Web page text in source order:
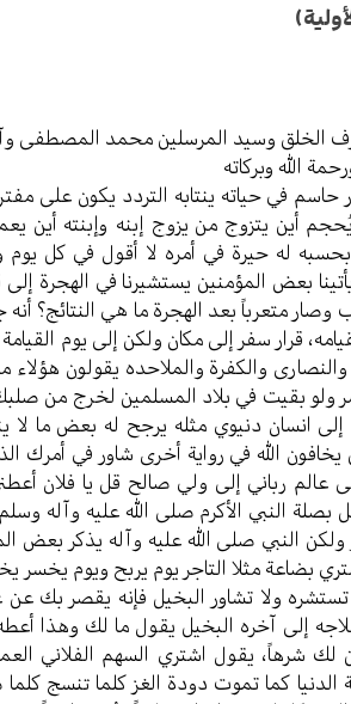
الخلق وسید المرسلین محمد المصطفی
الله وبرکاته
حاسم في حیاته ینتابه التردد یکون
أين یتزوج من یزوج إبنه وإبنته
له حیرة في أمره لا أقول في کل
بعض المؤمنین یستشیرنا في الهجرة
متعرباً بعد الهجرة ما هي النتائج؟
قرار سفر إلی مکان ولکن إلی یوم القیامة
والنصاری والکفرة والملاحده یقولون
ولو بقیت في بلاد المسلمین لخرج من
انسان دنیوي مثله یرجح له بعض ما
الله في روایة أخری شاور في أمرك
عالم رباني إلی ولي صالح قل یا فلان
بصلة النبي الأکرم صلی الله علیه وآله
ولکن النبي صلی الله علیه وآله یذکر بعض
بضاعة مثلا التاجر یوم یربح ویوم
ولا تشاور البخیل فإنه یقصر بك عن
إلی آخره البخیل یقول ما لك وهذا
لك شرهاً، یقول اشتري السهم الفلاني
الدنیا کما تموت دودة الغز کلما تنسج